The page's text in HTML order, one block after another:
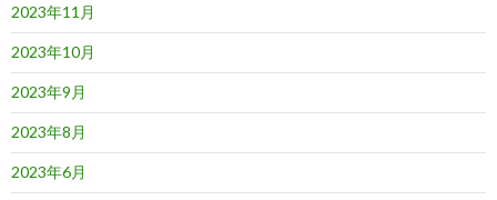
2023年11月
2023年10月
2023年9月
2023年8月
2023年6月